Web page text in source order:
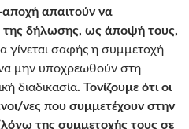
αποχή απαιτούν να
της δήλωσης, ως άποψή τους,
γίνεται σαφής η συμμετοχή
μην υποχρεωθούν στη
διαδικασία. Τονίζουμε ότι οι
νες που συμμετέχουν στην
της συμμετοχής τους σε